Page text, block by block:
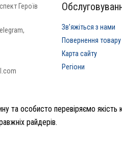
Героїв
Звʼяжіться з нами
Повернення товару
Карта сайту
Регіони
та особисто перевіряємо якість
райдерів.